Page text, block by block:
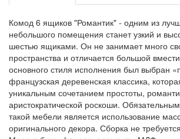
Комод 6 ящиков "Романтик" - одним из
небольшого помещения станет узкий и
шестью ящиками. Он не занимает много
пространства и отличается большой
основного стиля исполнения был выбран
французская деревенская классика,
уникальным сочетанием простоты,
аристократической роскоши.
такой мебели является использование
оригинального декора. Сборка не